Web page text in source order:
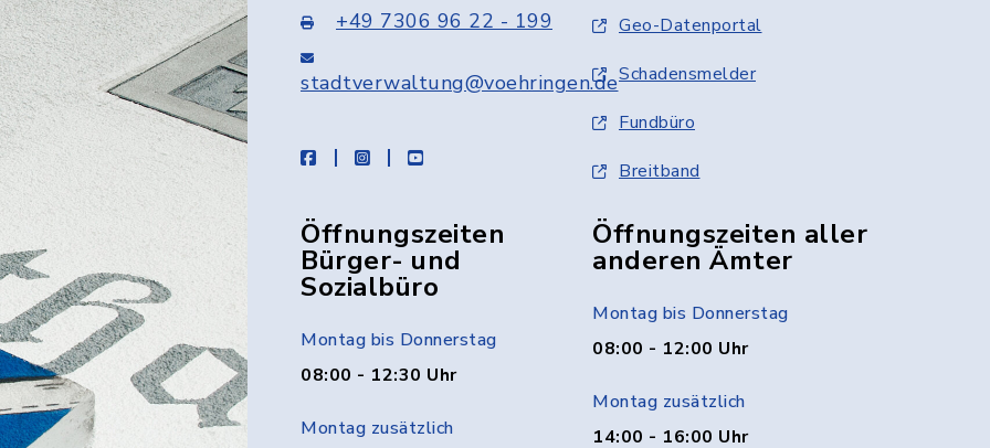
+49 7306 96 22 - 199
stadtverwaltung@voehringen.de
facebookinstagramyoutube
Geo-Datenportal
Schadensmelder
Fundbüro
Breitband
Öffnungszeiten
Bürger- und
Sozialbüro
Montag bis Donnerstag
08:00 - 12:30 Uhr
Montag zusätzlich
Öffnungszeiten aller
anderen Ämter
Montag bis Donnerstag
08:00 - 12:00 Uhr
Montag zusätzlich
14:00 - 16:00 Uhr